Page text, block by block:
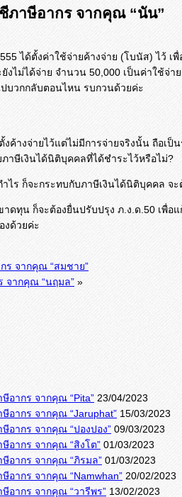
าษีอากร จากคุณ “นัน”
ได้ตั้งค่าใช้จ่ายค้างจ่าย (โบนัส) ไว้
งไม่ได้จ่าย จำนวน 50,000 เป็นค่าใช้จ่า
บวกกลับตอนไหน รบกวนด้วยค่ะ
ค้างจ่ายไว้แต่ไม่มีการจ่ายจริงนั้น ถือเ
าษีเงินได้นิติบุคคลที่ได้ชำระไว้หรือไม่?
ไร ก็จะกระทบกับภาษีเงินได้นิติบุคคล จ
ดทุน ก็จะต้องยื่นปรับปรุง ภ.ง.ด.50 เพื่
งด้วยค่ะ
จากคุณ “สมชาย”
จากคุณ “นฤมล” »
ากร จากคุณ “Pita” 23/04/2023
ากร จากคุณ “Jaruphat” 15/03/2023
ากร จากคุณ “ปองปอง” 09/03/2023
ากร จากคุณ “สิงโต” 01/03/2023
อากร จากคุณ “ภิรมล” 01/03/2023
ากร จากคุณ “Namwhan” 20/02/2023
ากร จากคุณ “วารีพร” 13/02/2023